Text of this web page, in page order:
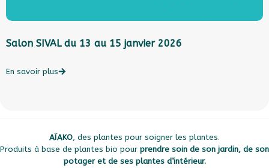
Salon SIVAL du 13 au 15 janvier 2026
En savoir plus
AÏAKO, des plantes pour soigner les plantes.
Produits à base de plantes bio pour prendre soin de son jardin, de son
potager et de ses plantes d’intérieur.